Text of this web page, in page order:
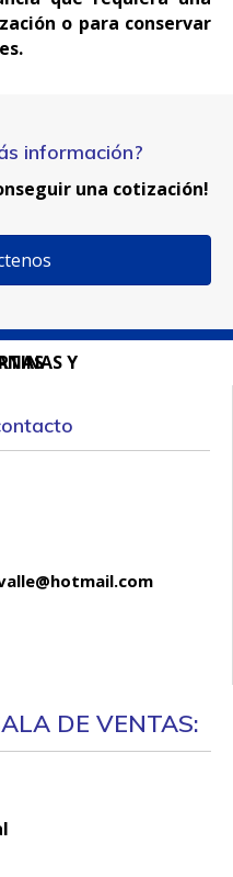
o para conservar
información?
una cotización!
DE VENTAS: